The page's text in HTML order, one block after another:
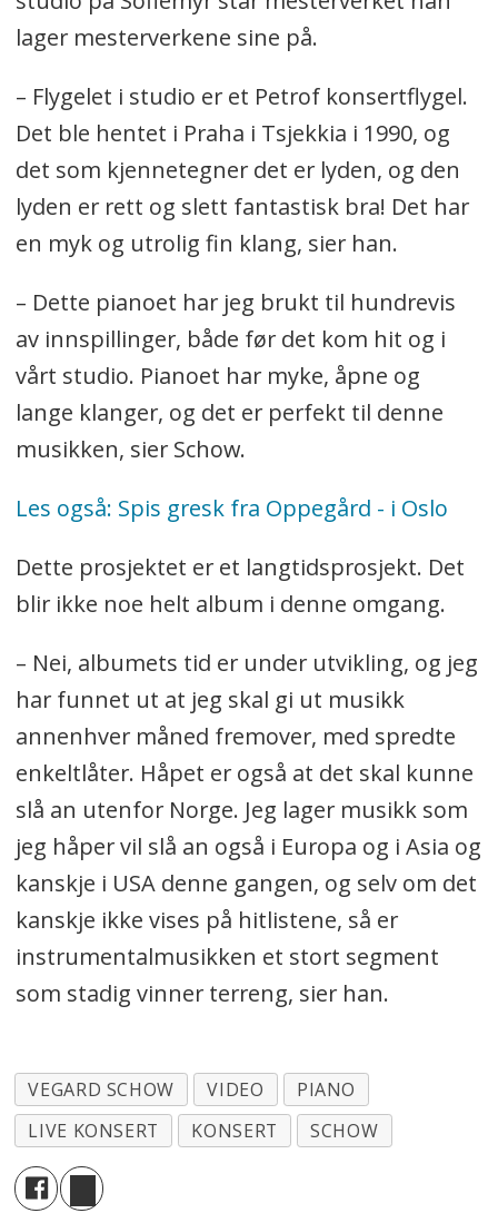
lager mesterverkene sine på.
– Flygelet i studio er et Petrof konsertflygel.
Det ble hentet i Praha i Tsjekkia i 1990, og
det som kjennetegner det er lyden, og den
lyden er rett og slett fantastisk bra! Det har
en myk og utrolig fin klang, sier han.
– Dette pianoet har jeg brukt til hundrevis
av innspillinger, både før det kom hit og i
vårt studio. Pianoet har myke, åpne og
lange klanger, og det er perfekt til denne
musikken, sier Schow.
Les også: Spis gresk fra Oppegård - i Oslo
Dette prosjektet er et langtidsprosjekt. Det
blir ikke noe helt album i denne omgang.
– Nei, albumets tid er under utvikling, og jeg
har funnet ut at jeg skal gi ut musikk
annenhver måned fremover, med spredte
enkeltlåter. Håpet er også at det skal kunne
slå an utenfor Norge. Jeg lager musikk som
jeg håper vil slå an også i Europa og i Asia og
kanskje i USA denne gangen, og selv om det
kanskje ikke vises på hitlistene, så er
instrumentalmusikken et stort segment
som stadig vinner terreng, sier han.
VEGARD SCHOW VIDEO
PIANO
LIVE KONSERT
KONSERT SCHOW